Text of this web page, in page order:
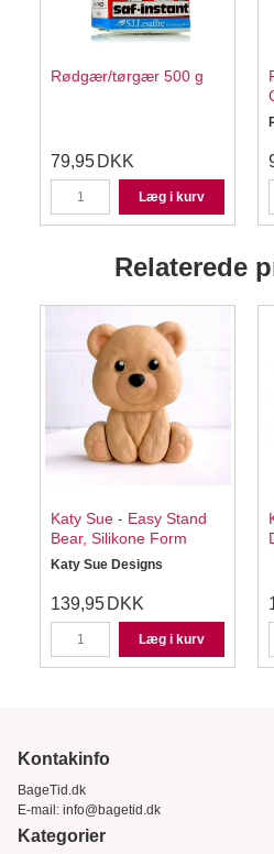
Rødgær/tørgær 500 g
79,95 DKK
Læg i kurv
Relaterede
Katy Sue - Easy Stand
Bear, Silikone Form
Katy Sue Designs
139,95 DKK
Læg i kurv
Kontakinfo
BageTid.dk
E-mail: info@bagetid.dk
Kategorier